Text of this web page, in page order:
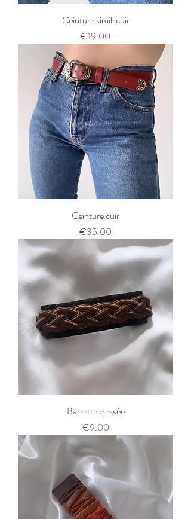
Ceinture simili cuir
Price
€19.00
Ceinture cuir
Price
€35.00
Barrette tressée
Price
€9.00